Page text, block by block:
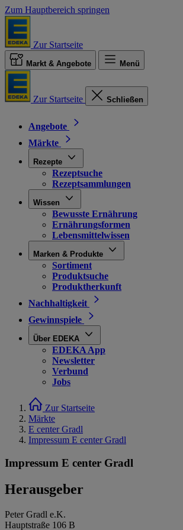
Zum Hauptbereich springen
Zur Startseite
Markt & Angebote Menü
Zur Startseite Schließen
Angebote
Märkte
Rezepte
Rezeptsuche
Rezeptsammlungen
Wissen
Bewusste Ernährung
Ernährungsformen
Lebensmittelwissen
Marken & Produkte
Sortiment
Produktsuche
Produktherkunft
Nachhaltigkeit
Gewinnspiele
Über EDEKA
EDEKA App
Newsletter
Verbund
Jobs
Zur Startseite
Märkte
E center Gradl
Impressum E center Gradl
Impressum E center Gradl
Herausgeber
Peter Gradl e.K.
Hauptstraße 106 B